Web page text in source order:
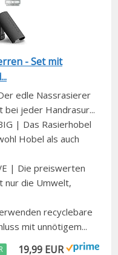
- Set mit
edle Nassrasierer
jeder Handrasur...
| Das Rasierhobel
Hobel als auch
| Die preiswerten
nur die Umwelt,
recyclebare
mit unnötigem...
19,99 EUR